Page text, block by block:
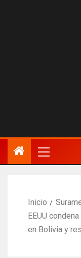
Inicio
EEUU
en Bolivia y